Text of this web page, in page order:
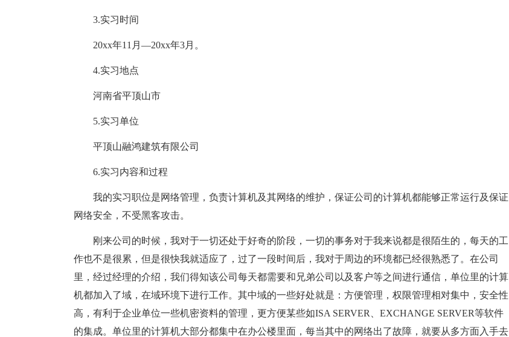
3.实习时间
20xx年11月—20xx年3月。
4.实习地点
河南省平顶山市
5.实习单位
平顶山融鸿建筑有限公司
6.实习内容和过程
我的实习职位是网络管理，负责计算机及其网络的维护，保证公司的计算机都能够正常运行及保证
网络安全，不受黑客攻击。
刚来公司的时候，我对于一切还处于好奇的阶段，一切的事务对于我来说都是很陌生的，每天的工
作也不是很累，但是很快我就适应了，过了一段时间后，我对于周边的环境都已经很熟悉了。在公司
里，经过经理的介绍，我们得知该公司每天都需要和兄弟公司以及客户等之间进行通信，单位里的计算
机都加入了域，在域环境下进行工作。其中域的一些好处就是：方便管理，权限管理相对集中，安全性
高，有利于企业单位一些机密资料的管理，更方便某些如ISA SERVER、EXCHANGE SERVER等软件
的集成。单位里的计算机大部分都集中在办公楼里面，每当其中的网络出了故障，就要从多方面入手去